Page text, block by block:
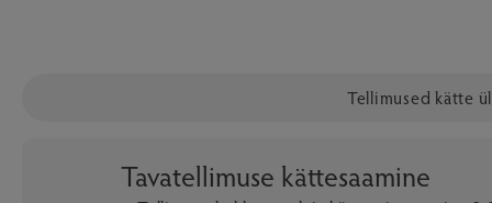
Tellimused kätte
Tavatellimuse kättesaamine